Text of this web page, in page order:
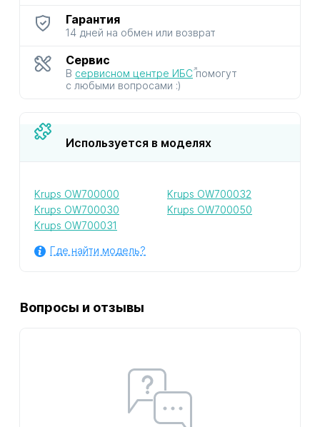
Гарантия
14 дней на обмен или возврат
Сервис
В сервисном центре ИБСпомогут
с любыми вопросами :)
Используется в моделях
Krups OW700000
Krups OW700030
Krups OW700031
Krups OW700032
Krups OW700050
Где найти модель?
Вопросы и отзывы